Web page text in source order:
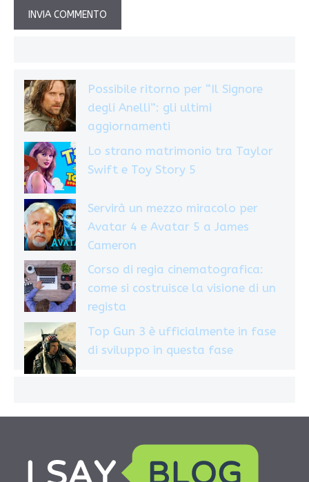
Possibile ritorno per “Il Signore
degli Anelli”: gli ultimi
aggiornamenti
Lo strano matrimonio tra Taylor
Swift e Toy Story 5
Servirà un mezzo miracolo per
Avatar 4 e Avatar 5 a James
Cameron
Corso di regia cinematografica:
come si costruisce la visione di un
regista
Top Gun 3 è ufficialmente in fase
di sviluppo in questa fase